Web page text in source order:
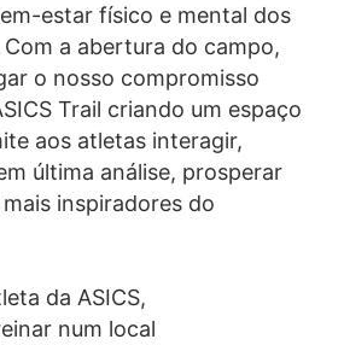
estar físico e mental dos
a abertura do campo,
o nosso compromisso
Trail criando um espaço
aos atletas interagir,
última análise, prosperar
inspiradores do
da ASICS,
num local